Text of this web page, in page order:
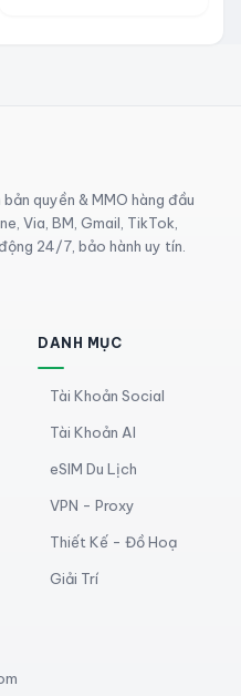
quyền & MMO hàng đầu
Via, BM, Gmail, TikTok,
24/7, bảo hành uy tín.
DANH MỤC
Tài Khoản Social
Tài Khoản AI
eSIM Du Lịch
VPN - Proxy
Thiết Kế - Đồ Hoạ
Giải Trí